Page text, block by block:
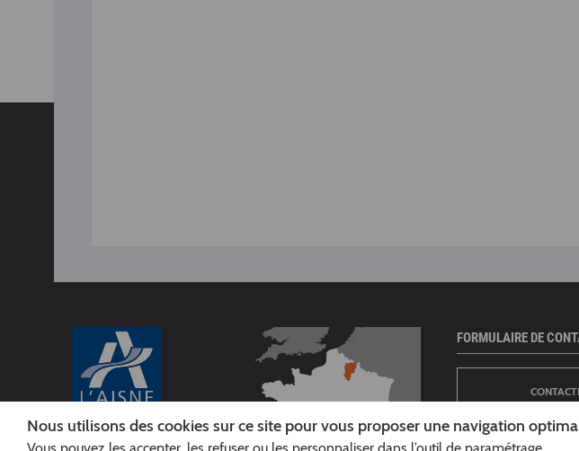
FORMULAIRE DE
Nous utilisons des cookies sur ce site pour vous proposer une navigation